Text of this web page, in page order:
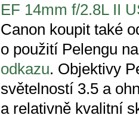
EF 14mm f/2.8L II
Canon koupit také
o použití Pelengu
odkazu. Objektivy
světelností 3.5 a
a relativně kvalitní